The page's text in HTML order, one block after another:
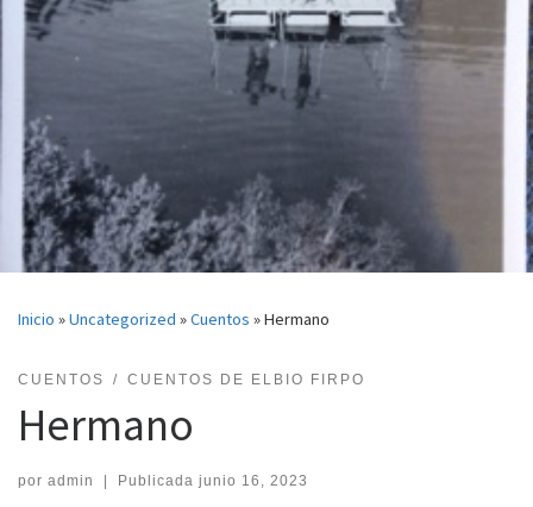
Inicio »Uncategorized »Cuentos »Hermano
CUENTOS CUENTOS DE ELBIO FIRPO
Hermano
por admin Publicada junio 16, 2023